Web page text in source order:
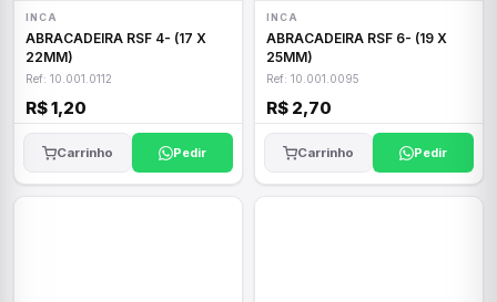
INCA
ABRACADEIRA RSF 4- (17 X
22MM)
Ref: 10.001.0112
R$ 1,20
Carrinho Pedir
INCA
ABRACADEIRA RSF 6- (19 X
25MM)
Ref: 10.001.0095
R$ 2,70
Carrinho Pedir